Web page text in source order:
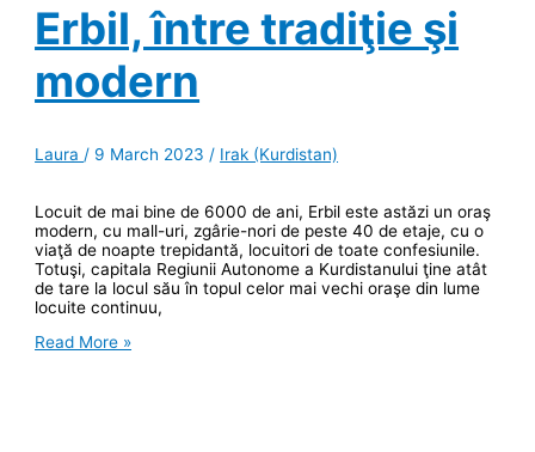
Saddam
Hussein
Erbil, între tradiţie şi
modern
Laura / 9 March 2023 / Irak (Kurdistan)
Locuit de mai bine de 6000 de ani, Erbil este astăzi un oraş
modern, cu mall-uri, zgârie-nori de peste 40 de etaje, cu o
viaţă de noapte trepidantă, locuitori de toate confesiunile.
Totuşi, capitala Regiunii Autonome a Kurdistanului ţine atât
de tare la locul său în topul celor mai vechi oraşe din lume
locuite continuu,
Erbil,
Read More »